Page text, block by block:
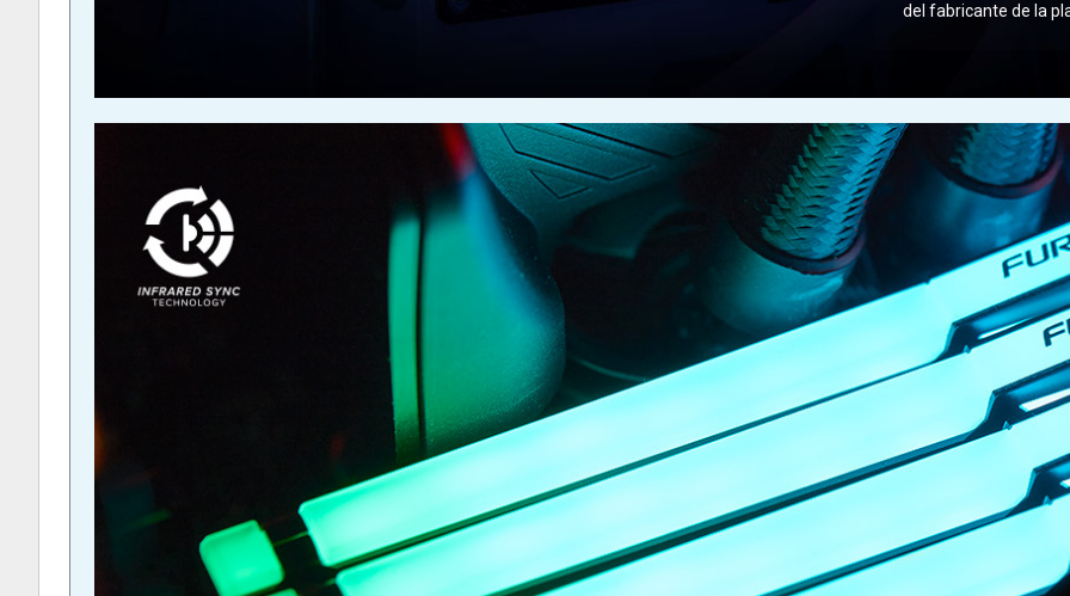
del fabricante de la